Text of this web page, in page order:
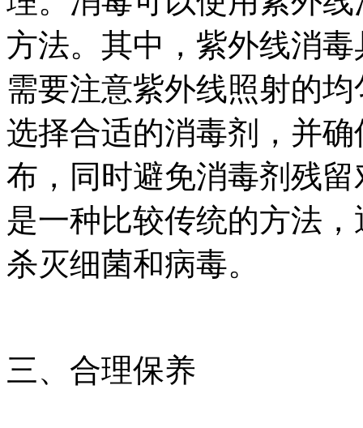
方法。其中，紫外线消
需要注意紫外线照射的
选择合适的消毒剂，并
布，同时避免消毒剂残
是一种比较传统的方法
杀灭细菌和病毒。
三、合理保养